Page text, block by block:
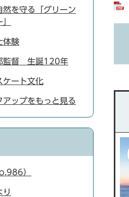
然を守る「グリーン
体験
監督 生誕120年
ケート文化
アップをもっと見る
）
り